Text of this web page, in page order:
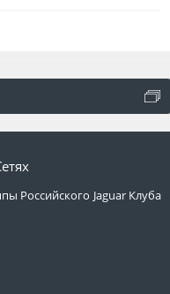
Российского Jaguar Клуба